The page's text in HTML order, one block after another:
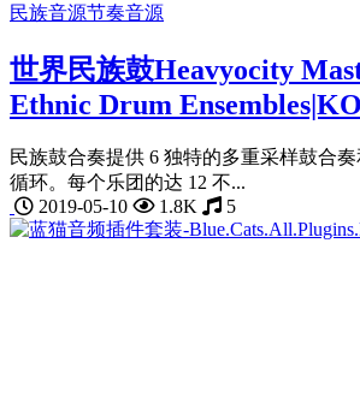
民族音源节奏音源
世界民族鼓Heavyocity
Ethnic Drum
民族鼓合奏提供 6 独特的多重采样鼓合
循环。每个乐团的达 12 不...
2019-05-10
1.8K 5